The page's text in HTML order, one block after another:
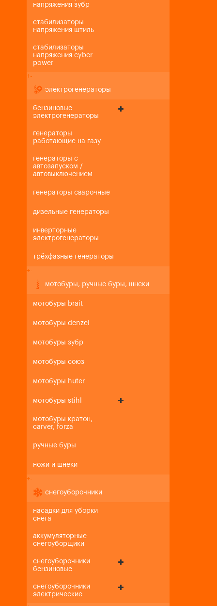
напряжения зубр
стабилизаторы
напряжения штиль
стабилизаторы
напряжения cyber
power
+-
электрогенераторы
бензиновые
электрогенераторы
генераторы
работающие на газу
генераторы с
автозапуском /
автовыключением
генераторы сварочные
дизельные генераторы
инверторные
электрогенераторы
трёхфазные генераторы
+-
мотобуры, ручные буры, шнеки
мотобуры brait
мотобуры denzel
мотобуры зубр
мотобуры союз
мотобуры huter
мотобуры stihl
мотобуры кратон,
carver, forza
ручные буры
ножи и шнеки
+-
снегоуборочники
насадки для уборки
снега
аккумуляторные
снегоуборщики
снегоуборочники
бензиновые
снегоуборочники
электрические